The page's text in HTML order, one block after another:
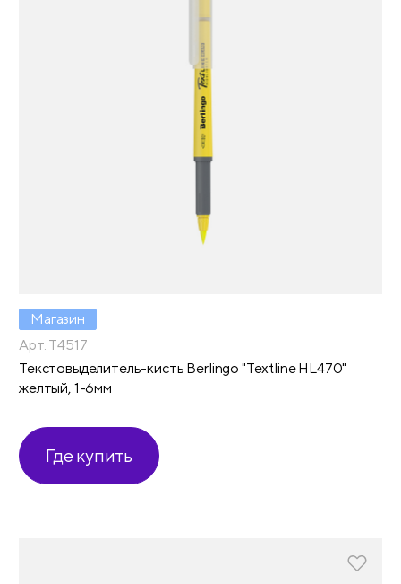
Магазин
Арт. T4517
Текстовыделитель-кисть Berlingo "Textline HL470"
желтый, 1-6мм
Где купить